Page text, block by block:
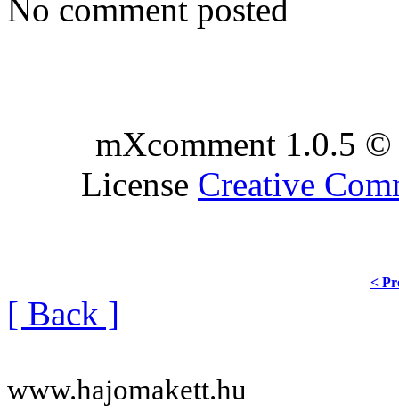
No comment posted
mXcomment 1.0.5
License Creative
<
[ Back ]
www.hajomakett.hu